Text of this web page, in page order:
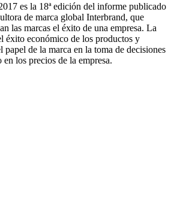
es la 18ª edición del informe publicado
de marca global Interbrand, que
las marcas el éxito de una empresa. La
éxito económico de los productos y
papel de la marca en la toma de decisiones
los precios de la empresa.